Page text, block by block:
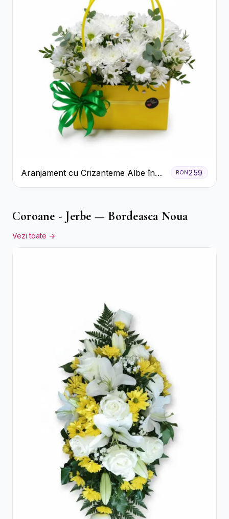
Aranjament cu Crizanteme Albe în
Cutie Galbenă
RON259
Coroane - Jerbe — Bordeasca Noua
Vezi toate →